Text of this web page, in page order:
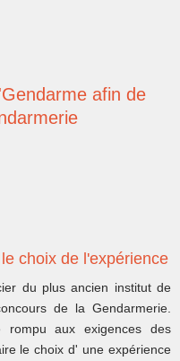
afin de
choix de l'expérience
du plus ancien institut de
de la Gendarmerie.
aux exigences des
le choix d' une expérience